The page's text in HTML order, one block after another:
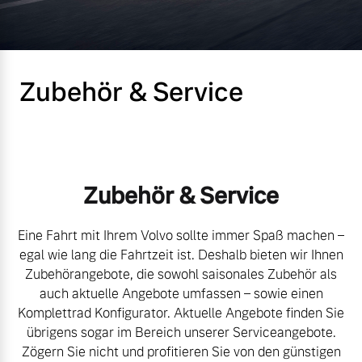
Konnektivität
Angebot anfragen
Volvo kauft Ihr Auto
Zubehörkatalog
Service by Volvo
Sie erhalten bei uns eine
Vielzahl von Original
Zubehör & Service
Zubehör & Service
Eine Fahrt mit Ihrem Volvo sollte immer Spaß machen –
egal wie lang die Fahrtzeit ist. Deshalb bieten wir Ihnen
Zubehörangebote, die sowohl saisonales Zubehör als
auch aktuelle Angebote umfassen – sowie einen
Komplettrad Konfigurator. Aktuelle Angebote finden Sie
übrigens sogar im Bereich unserer Serviceangebote.
Zögern Sie nicht und profitieren Sie von den günstigen